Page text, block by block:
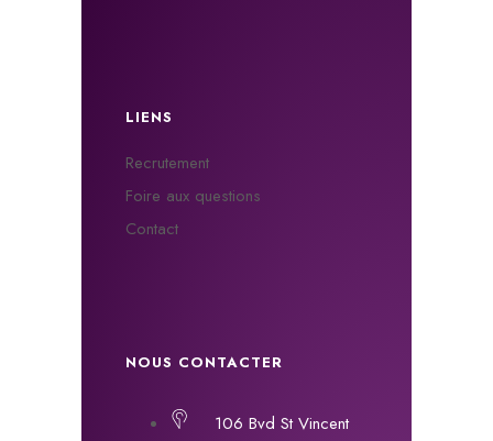
LIENS
Recrutement
Foire aux questions
Contact
NOUS CONTACTER
106 Bvd St Vincent